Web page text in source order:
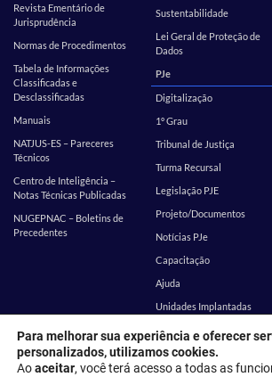
Revista Ementário de
Jurisprudência
Normas de Procedimentos
Tabela de Informações
Classificadas e
Desclassificadas
Manuais
NATJUS-ES – Pareceres
Técnicos
Centro de Inteligência –
Notas Técnicas Publicadas
NUGEPNAC – Boletins de
Precedentes
Sustentabilidade
Lei Geral de Proteção de
Dados
PJe
Digitalização
1º Grau
Tribunal de Justiça
Turma Recursal
Legislação PJE
Projeto/Documentos
Notícias PJe
Capacitação
Ajuda
Unidades Implantadas
Estatística
SEI
EMES Corregedoria
Para melhorar sua experiência e oferecer
personalizados, utilizamos cookies.
Aoaceitar, você terá acesso a todas as